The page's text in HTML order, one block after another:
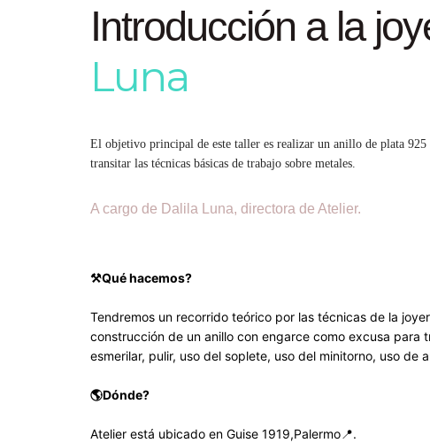
Introducción a la
Luna
El objetivo principal de este taller es realizar un anillo de plata 925
transitar las técnicas básicas de trabajo sobre metales.
A cargo de Dalila Luna, directora de Atelier.
⚒️Qué hacemos?
Tendremos un recorrido teórico por las técnicas de la
construcción de un anillo con engarce como excusa para
esmerilar, pulir, uso del soplete, uso del minitorno, uso de
🌎Dónde?
Atelier está ubicado en Guise 1919,Palermo📍.